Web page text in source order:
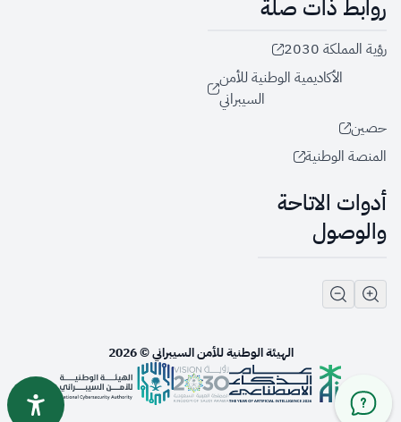
روابط ذات صلة
رؤية المملكة 2030
الأكاديمية الوطنية للأمن
السيبراني
حصين
المنصة الوطنية
أدوات الاتاحة
والوصول
الهيئة الوطنية للأمن السيبراني © 2026